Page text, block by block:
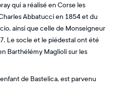
qui a réalisé en Corse les
Abbatucci en 1854 et du
ainsi que celle de Monseigneur
Le socle et le piédestal ont été
Barthélémy Maglioli sur les
de Bastelica, est parvenu